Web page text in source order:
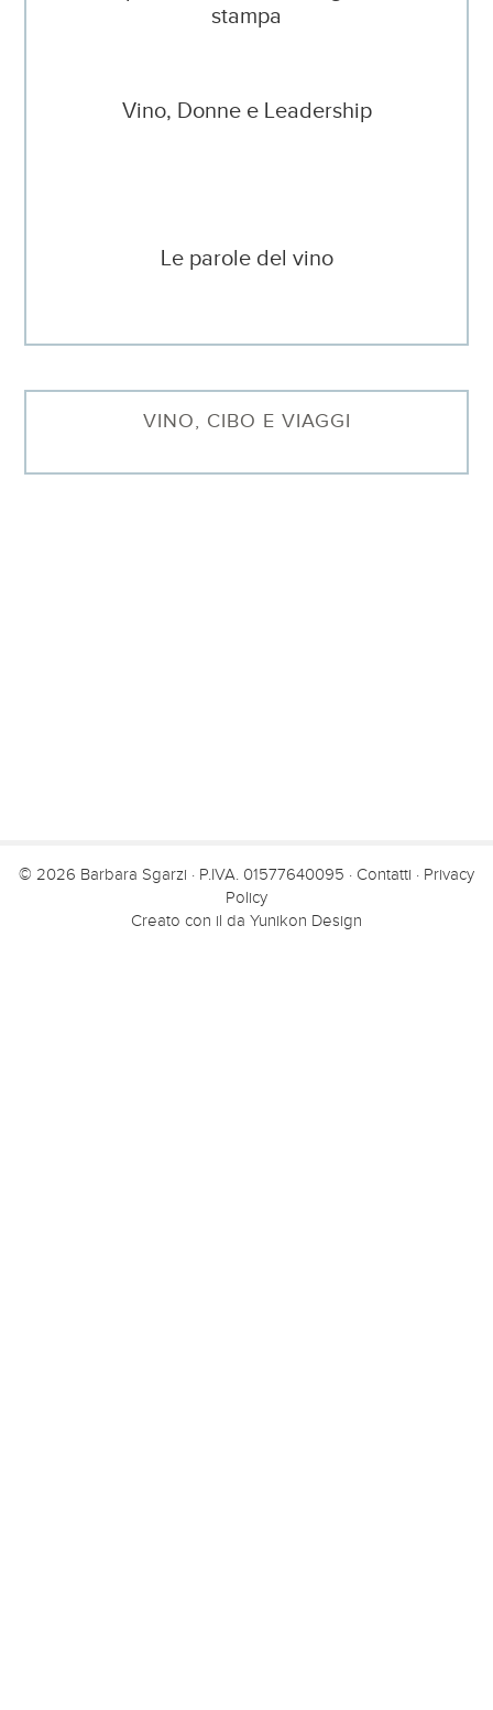
stampa
Vino, Donne e Leadership
Le parole del vino
VINO, CIBO E VIAGGI
© 2026 Barbara Sgarzi · P.IVA. 01577640095 · Contatti · Privacy
Policy
Creato con il da Yunikon Design